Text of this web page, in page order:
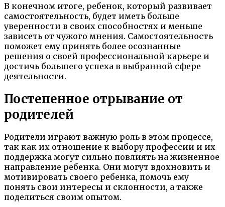
В конечном итоге, ребенок, который развивает
самостоятельность, будет иметь больше
уверенности в своих способностях и меньше
зависеть от чужого мнения. Самостоятельность
поможет ему принять более осознанные
решения о своей профессиональной карьере и
достичь большего успеха в выбранной сфере
деятельности.
Постепенное отрывание от
родителей
Родители играют важную роль в этом процессе,
так как их отношение к выбору профессии и их
поддержка могут сильно повлиять на жизненное
направление ребенка. Они могут вдохновить и
мотивировать своего ребенка, помочь ему
понять свои интересы и склонности, а также
поделиться своим опытом.